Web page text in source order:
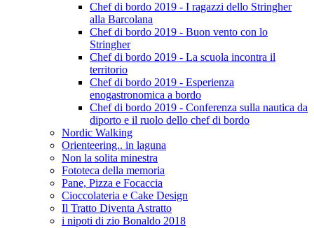
Chef di bordo 2019 - I ragazzi dello Stringher
alla Barcolana
Chef di bordo 2019 - Buon vento con lo
Stringher
Chef di bordo 2019 - La scuola incontra il
territorio
Chef di bordo 2019 - Esperienza
enogastronomica a bordo
Chef di bordo 2019 - Conferenza sulla nautica da
diporto e il ruolo dello chef di bordo
Nordic Walking
Orienteering.. in laguna
Non la solita minestra
Fototeca della memoria
Pane, Pizza e Focaccia
Cioccolateria e Cake Design
Il Tratto Diventa Astratto
i nipoti di zio Bonaldo 2018